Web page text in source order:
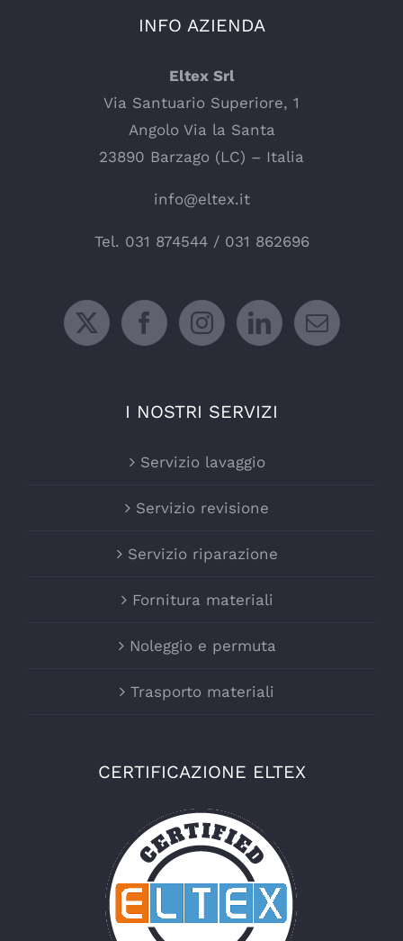
INFO AZIENDA
Eltex Srl
Via Santuario Superiore, 1
Angolo Via la Santa
23890 Barzago (LC) – Italia
info@eltex.it
Tel. 031 874544/ 031 862696
I NOSTRI SERVIZI
Servizio lavaggio
Servizio revisione
Servizio riparazione
Fornitura materiali
Noleggio e permuta
Trasporto materiali
CERTIFICAZIONE ELTEX